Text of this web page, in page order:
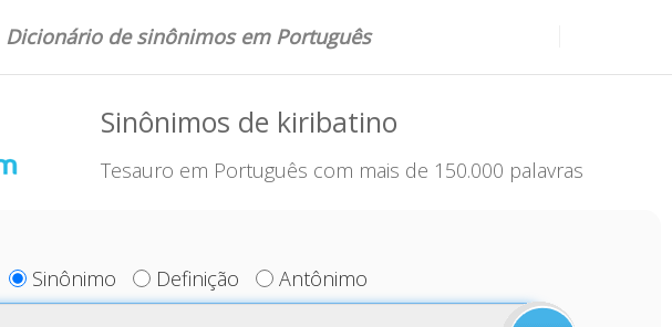
Dicionário de sinônimos em Português
Sinônimos de kiribatino
Tesauro em Português com mais de 150.000 palavras
Sinônimo Definição Antônimo